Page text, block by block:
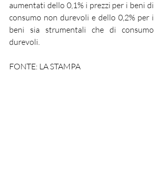
aumentati dello 0,1% i prezzi per i beni di
consumo non durevoli e dello 0,2% per i
beni sia strumentali che di consumo
durevoli.
FONTE: LA STAMPA